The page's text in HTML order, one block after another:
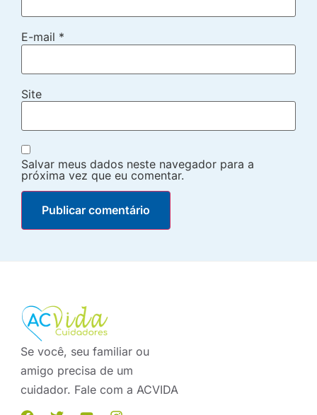
E-mail *
Site
Salvar meus dados neste navegador para a
próxima vez que eu comentar.
Se você, seu familiar ou
amigo precisa de um
cuidador. Fale com a ACVIDA